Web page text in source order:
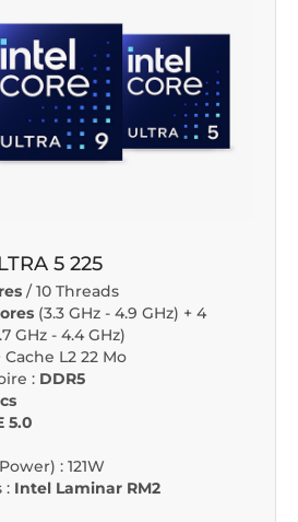
5 225
/ 10 Threads
(3.3 GHz - 4.9 GHz) + 4
GHz - 4.4 GHz)
Cache L2 22 Mo
: DDR5
5.0
: 121W
: Intel Laminar RM2